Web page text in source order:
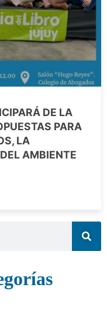
DE LA
PARA
LA
AMBIENTE